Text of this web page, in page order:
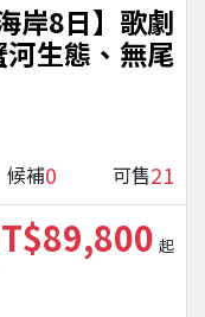
岸8日】歌劇
生態、無尾
候補0 可售21
起